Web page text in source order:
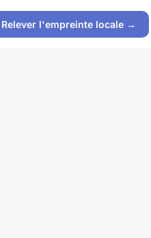
Relever l'empreinte locale →